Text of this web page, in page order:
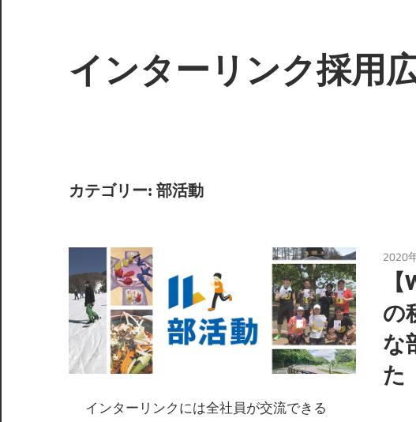
インターリンク採用
カテゴリー: 部活動
2020
の
な
た
インターリンクには全社員が交流できる